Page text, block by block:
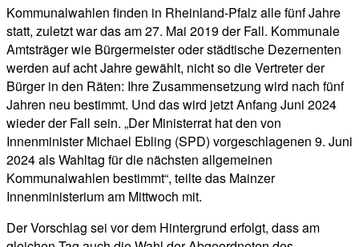
Kommunalwahlen finden in Rheinland-Pfalz alle fünf Jahre
statt, zuletzt war das am 27. Mai 2019 der Fall. Kommunale
Amtsträger wie Bürgermeister oder städtische Dezernenten
werden auf acht Jahre gewählt, nicht so die Vertreter der
Bürger in den Räten: Ihre Zusammensetzung wird nach fünf
Jahren neu bestimmt. Und das wird jetzt Anfang Juni 2024
wieder der Fall sein. „Der Ministerrat hat den von
Innenminister Michael Ebling (SPD) vorgeschlagenen 9. Juni
2024 als Wahltag für die nächsten allgemeinen
Kommunalwahlen bestimmt“, teilte das Mainzer
Innenministerium am Mittwoch mit.
Der Vorschlag sei vor dem Hintergrund erfolgt, dass am